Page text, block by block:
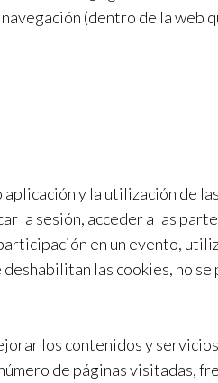
(dentro de la web
y la utilización de
la sesión, acceder a las
en un evento,
las cookies, no se
los contenidos y
de páginas visitadas,